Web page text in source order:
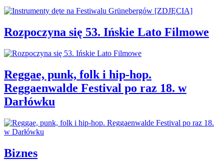
Rozpoczyna się 53. Ińskie Lato Filmowe
Reggae, punk, folk i hip-hop.
Reggaenwalde Festival po raz 18. w
Darłówku
Biznes